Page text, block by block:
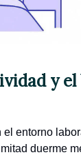
y
entorno
duerme